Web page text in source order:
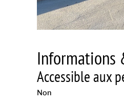
Informations
Accessible aux
Non